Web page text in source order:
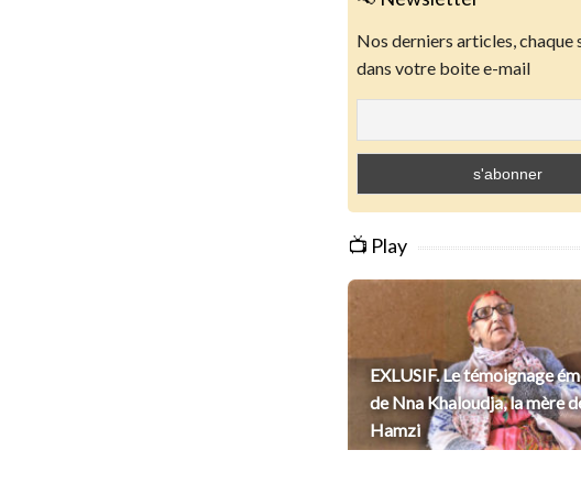
Nos derniers articles, chaque
dans votre boite e-mail
📺 Play
EXLUSIF. Le témoignage
de Nna Khaloudja, la mère
Hamzi